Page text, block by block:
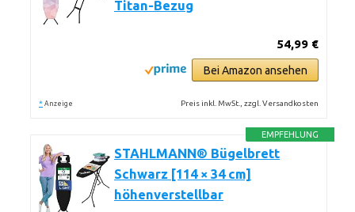
Titan-Bezug
54,99 €
Bei Amazon ansehen
* Anzeige Preis inkl. MwSt., zzgl. Versandkosten
EMPFEHLUNG
STAHLMANN® Bügelbrett
Schwarz [114 × 34 cm]
höhenverstellbar